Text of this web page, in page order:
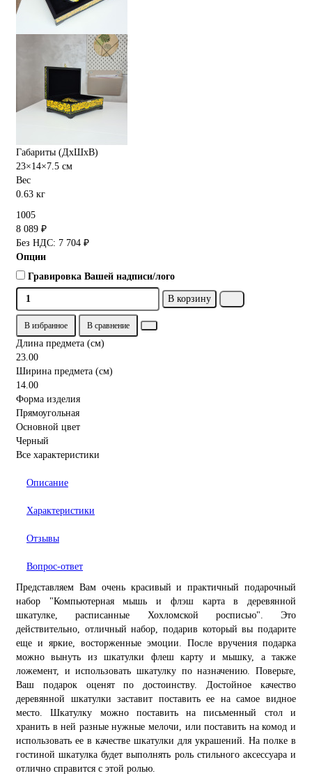
Габариты (ДхШхВ)
23×14×7.5 см
Вес
0.63 кг
1005
8 089 ₽
Без НДС: 7 704 ₽
Опции
Гравировка Вашей надписи/лого
В корзину
В избранное В сравнение
Длина предмета (см)
23.00
Ширина предмета (см)
14.00
Форма изделия
Прямоугольная
Основной цвет
Черный
Все характеристики
Описание
Характеристики
Отзывы
Вопрос-ответ
Представляем Вам очень красивый и практичный подарочный
набор "Компьютерная мышь и флэш карта в деревянной
шкатулке, расписанные Хохломской росписью". Это
действительно, отличный набор, подарив который вы подарите
еще и яркие, восторженные эмоции. После вручения подарка
можно вынуть из шкатулки флеш карту и мышку, а также
ложемент, и использовать шкатулку по назначению. Поверьте,
Ваш подарок оценят по достоинству. Достойное качество
деревянной шкатулки заставит поставить ее на самое видное
место. Шкатулку можно поставить на письменный стол и
хранить в ней разные нужные мелочи, или поставить на комод и
использовать ее в качестве шкатулки для украшений. На полке в
гостиной шкатулка будет выполнять роль стильного аксессуара и
отлично справится с этой ролью.